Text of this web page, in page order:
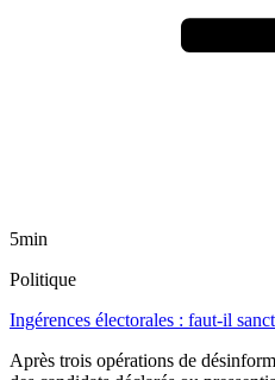
5min
Politique
Ingérences électorales : faut-il
Après trois opérations de